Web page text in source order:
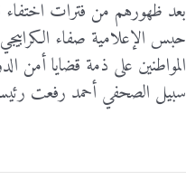
بعد ظهورهم من فترات
حبس الإعلامية صفاء
المواطنين على ذمة قضايا أمن
سبيل الصحفي أحمد رفعت